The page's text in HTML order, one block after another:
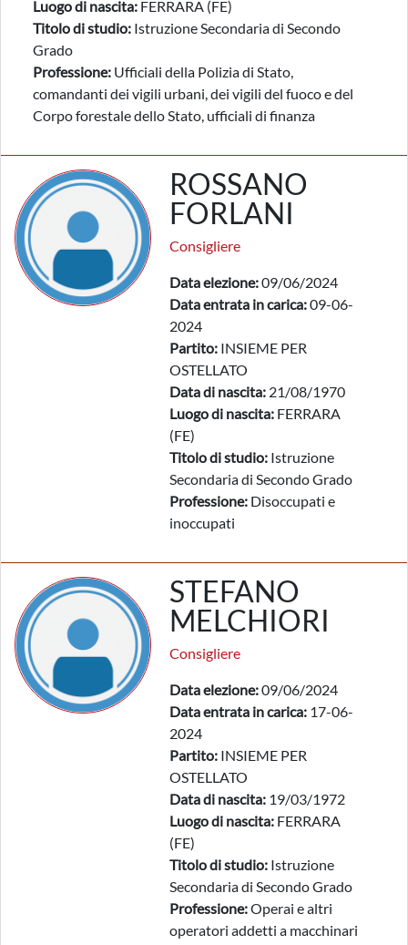
Luogo di nascita: FERRARA (FE)
Titolo di studio: Istruzione Secondaria di Secondo
Grado
Professione: Ufficiali della Polizia di Stato,
comandanti dei vigili urbani, dei vigili del fuoco e del
Corpo forestale dello Stato, ufficiali di finanza
ROSSANO
FORLANI
Consigliere
Data elezione:09/06/2024
Data entrata in carica:09-06-
2024
Partito: INSIEME PER
OSTELLATO
Data di nascita: 21/08/1970
Luogo di nascita: FERRARA
(FE)
Titolo di studio: Istruzione
Secondaria di Secondo Grado
Professione: Disoccupati e
inoccupati
STEFANO
MELCHIORI
Consigliere
Data elezione:09/06/2024
Data entrata in carica: 17-06-
2024
Partito: INSIEME PER
OSTELLATO
Data di nascita: 19/03/1972
Luogo di nascita: FERRARA
(FE)
Titolo di studio: Istruzione
Secondaria di Secondo Grado
Professione:Operai e altri
operatori addetti a macchinari